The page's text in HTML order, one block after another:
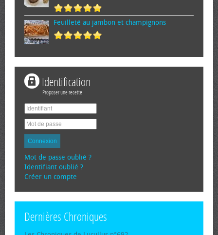
Feuilleté au jambon et champignons
Identification
Proposer une recette
Connexion
Mot de passe oublié ?
Identifiant oublié ?
Créer un compte
Dernières Chroniques